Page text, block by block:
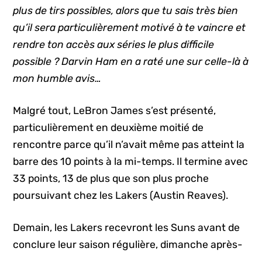
plus de tirs possibles, alors que tu sais très bien
qu’il sera particulièrement motivé à te vaincre et
rendre ton accès aux séries le plus difficile
possible ? Darvin Ham en a raté une sur celle-là à
mon humble avis…
Malgré tout, LeBron James s’est présenté,
particulièrement en deuxième moitié de
rencontre parce qu’il n’avait même pas atteint la
barre des 10 points à la mi-temps. Il termine avec
33 points, 13 de plus que son plus proche
poursuivant chez les Lakers (Austin Reaves).
Demain, les Lakers recevront les Suns avant de
conclure leur saison régulière, dimanche après-